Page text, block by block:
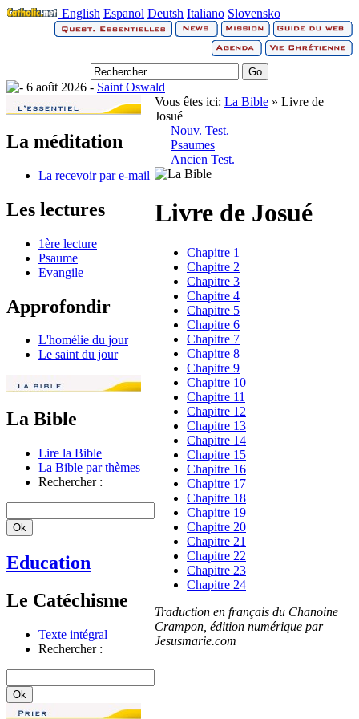
English Espanol Deutsh Italiano Slovensko
6 août 2026 - Saint Oswald
La méditation
La recevoir par e-mail
Les lectures
1ère lecture
Psaume
Evangile
Approfondir
L'homélie du jour
Le saint du jour
La Bible
Lire la Bible
La Bible par thèmes
Rechercher :
Education
Le Catéchisme
Texte intégral
Rechercher :
Vous êtes ici: La Bible » Livre de
Josué
Nouv. Test.
Psaumes
Ancien Test.
Livre de Josué
Chapitre 1
Chapitre 2
Chapitre 3
Chapitre 4
Chapitre 5
Chapitre 6
Chapitre 7
Chapitre 8
Chapitre 9
Chapitre 10
Chapitre 11
Chapitre 12
Chapitre 13
Chapitre 14
Chapitre 15
Chapitre 16
Chapitre 17
Chapitre 18
Chapitre 19
Chapitre 20
Chapitre 21
Chapitre 22
Chapitre 23
Chapitre 24
Traduction en français du Chanoine
Crampon, édition numérique par
Jesusmarie.com